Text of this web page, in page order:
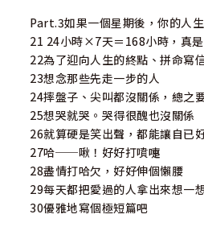
Part.3如果一個星期後，你的人生
21 24小時×7天＝168小時，真
22為了迎向人生的終點、拼命寫
23想念那些先走一步的人
24摔盤子、尖叫都沒關係，總之
25想哭就哭。哭得很醜也沒關係
26就算硬是笑出聲，都能讓自已
27哈──啾！好好打噴嚏
28盡情打哈欠，好好伸個懶腰
29每天都把愛過的人拿出來想一
30優雅地寫個極短篇吧